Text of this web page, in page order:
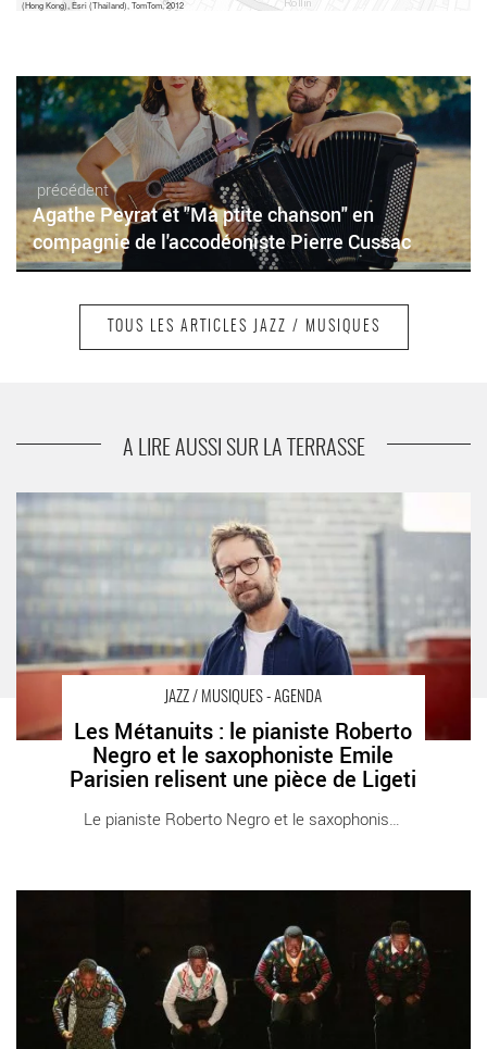
(Hong Kong), Esri (Thailand), TomTom, 2012
précédent
Agathe Peyrat et "Ma ptite chanson" en
compagnie de l'accodéoniste Pierre Cussac
et Khaled Yassine. Une belle promesse !
TOUS LES ARTICLES JAZZ / MUSIQUES
A LIRE AUSSI SUR LA TERRASSE
JAZZ / MUSIQUES - AGENDA
Les Métanuits : le pianiste Roberto
Negro et le saxophoniste Emile
Parisien relisent une pièce de Ligeti
Le pianiste Roberto Negro et le saxophoniste [...]
Les Métanuits : le pianiste Roberto Negro et le saxophoniste
Emile Parisien relisent une pièce de Ligeti - Critique sortie Jazz /
Musiques Paris Philharmonie de Paris
Cité de la Musique - Philharmonie de Paris